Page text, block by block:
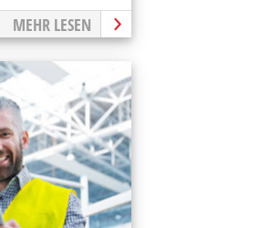
MEHR LESEN